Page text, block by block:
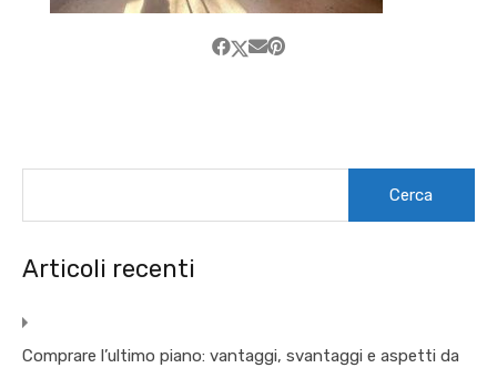
Articoli recenti
Comprare l’ultimo piano: vantaggi, svantaggi e aspetti da